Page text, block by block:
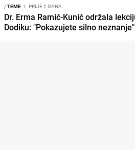
/TEME I PRIJE 2 DANA
Dr. Erma Ramić-Kunić održala
Dodiku: "Pokazujete silno neznanje"